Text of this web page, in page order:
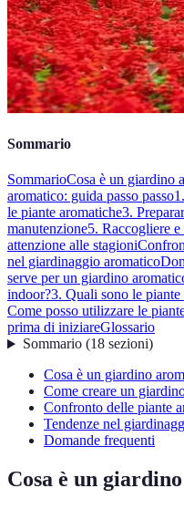
Sommario
SommarioCosa è un giardino
aromatico: guida passo passo
le piante aromatiche3.
manutenzione5. Raccogliere
attenzione alle stagioni
nel giardinaggio aromatico
serve per un giardino
indoor?3. Quali sono le
Come posso utilizzare le
prima di iniziareGlossario
Sommario(18 sezioni)
Cosa è un giardino
Come creare un
Confronto delle piante
Tendenze nel
Domande frequenti
Cosa è un